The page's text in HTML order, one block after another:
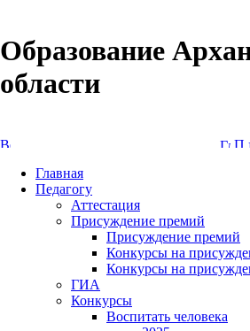
Образование
области
Главная
Педагогу
Аттестация
Присуждение премий
Присуждение премий
Конкурсы на
Конкурсы на
ГИА
Конкурсы
Воспитать человека